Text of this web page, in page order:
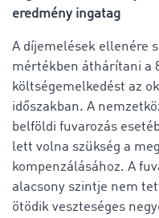
eredmény ingatag
A díjemelések ellenére
mértékben áthárítani a
költségemelkedést az
időszakban. A
belföldi fuvarozás
lett volna szükség a
kompenzálásához. A
alacsony szintje nem
ötödik veszteséges